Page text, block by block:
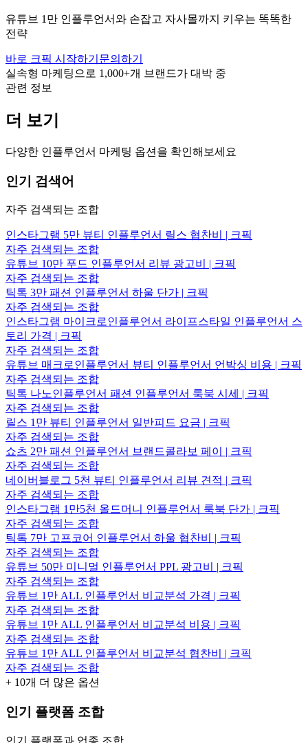
유튜브 1만 인플루언서와 손잡고 자사몰까지 키우는 똑똑한
전략
바로 크픽 시작하기 문의하기
실속형 마케팅으로 1,000+개 브랜드가 대박 중
관련 정보
더 보기
다양한 인플루언서 마케팅 옵션을 확인해보세요
인기 검색어
자주 검색되는 조합
인스타그램 5만 뷰티 인플루언서 릴스 협찬비 | 크픽
자주 검색되는 조합
유튜브 10만 푸드 인플루언서 리뷰 광고비 | 크픽
자주 검색되는 조합
틱톡 3만 패션 인플루언서 하울 단가 | 크픽
자주 검색되는 조합
인스타그램 마이크로인플루언서 라이프스타일 인플루언서 스
토리 가격 | 크픽
자주 검색되는 조합
유튜브 매크로인플루언서 뷰티 인플루언서 언박싱 비용 | 크픽
자주 검색되는 조합
틱톡 나노인플루언서 패션 인플루언서 룩북 시세 | 크픽
자주 검색되는 조합
릴스 1만 뷰티 인플루언서 일반피드 요금 | 크픽
자주 검색되는 조합
쇼츠 2만 패션 인플루언서 브랜드콜라보 페이 | 크픽
자주 검색되는 조합
네이버블로그 5천 뷰티 인플루언서 리뷰 견적 | 크픽
자주 검색되는 조합
인스타그램 1만5천 올드머니 인플루언서 룩북 단가 | 크픽
자주 검색되는 조합
틱톡 7만 고프코어 인플루언서 하울 협찬비 | 크픽
자주 검색되는 조합
유튜브 50만 미니멀 인플루언서 PPL 광고비 | 크픽
자주 검색되는 조합
유튜브 1만 ALL 인플루언서 비교분석 가격 | 크픽
자주 검색되는 조합
유튜브 1만 ALL 인플루언서 비교분석 비용 | 크픽
자주 검색되는 조합
유튜브 1만 ALL 인플루언서 비교분석 협찬비 | 크픽
자주 검색되는 조합
+ 10개 더 많은 옵션
인기 플랫폼 조합
인기 플랫폼과 업종 조합